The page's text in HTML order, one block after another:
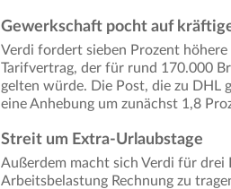
Gewerkschaft pocht auf
Verdi fordert sieben Prozent
Tarifvertrag, der für rund 170.000
gelten würde. Die Post, die zu DHL
eine Anhebung um zunächst 1,8
Streit um Extra-Urlaubstage
Außerdem macht sich Verdi für drei
Arbeitsbelastung Rechnung zu